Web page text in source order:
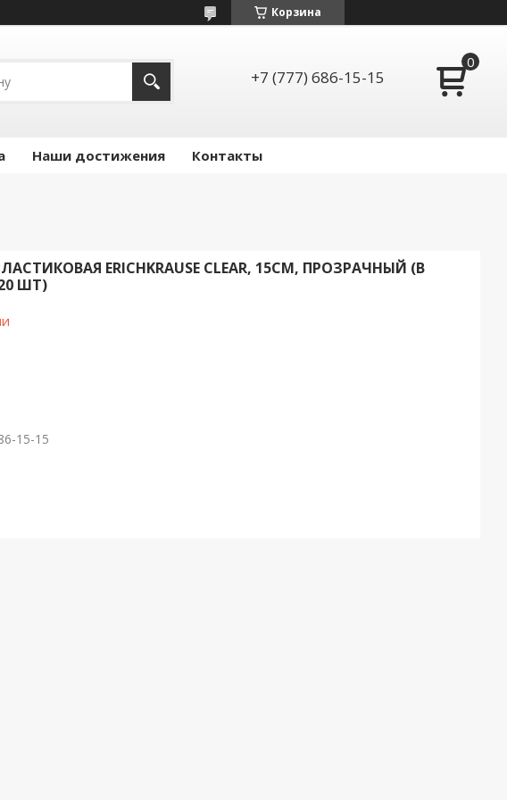
Корзина
+7 (777) 686-15-15
Наши достижения Контакты
ERICHKRAUSE CLEAR, 15СМ, ПРОЗРАЧНЫЙ (В
ШТ)
15-15